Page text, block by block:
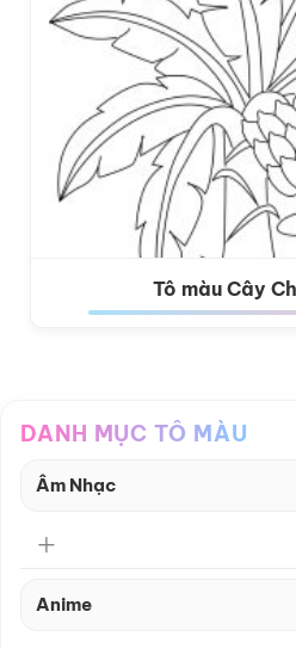
Tô màu Cây
DANH MỤC TÔ MÀU
Âm Nhạc
Anime